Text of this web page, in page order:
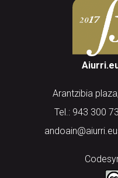
Arantzibia
Tel.: 943 300